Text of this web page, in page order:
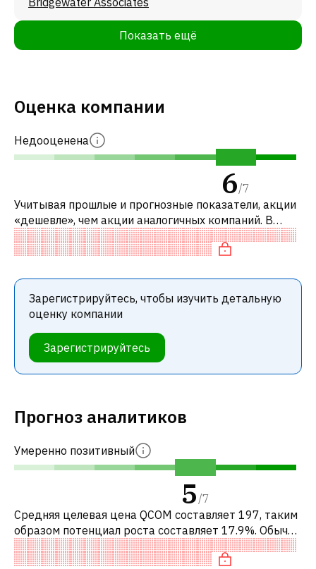
Показать ещё
Оценка компании
Недооценена
6/7
Учитывая прошлые и прогнозные показатели, акции
«дешевле», чем акции аналогичных компаний. В
частности, акция компании недооценена по P/E,
«дешевая» по EV/EBITDA и недооц
Зарегистрируйтесь, чтобы изучить детальную
оценку компании
Зарегистрируйтесь
Прогноз аналитиков
Умеренно позитивный
5 /7
Средняя целевая цена QCOM составляет 197, таким
образом потенциал роста составляет 17.9%. Обычно
это означает рекомендацию «ПОКУПАТЬ» среди
инвестиционных компаний или ре